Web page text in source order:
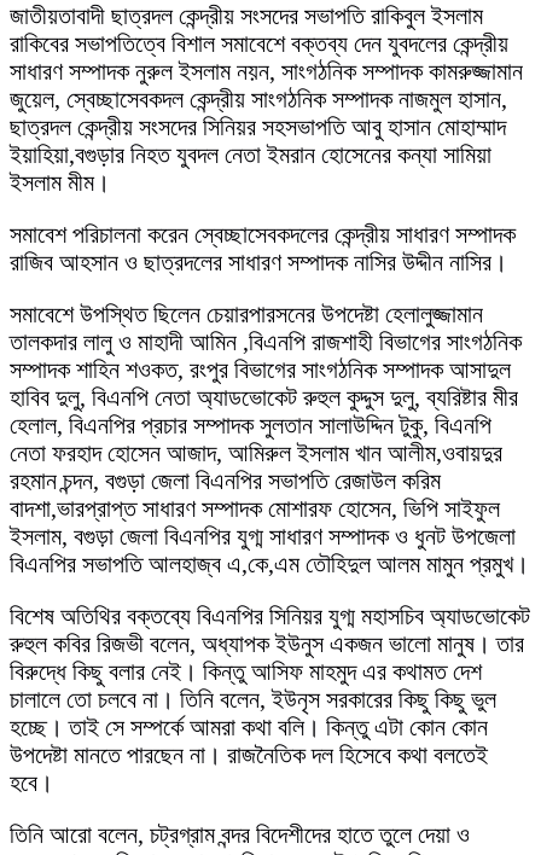
জাতীয়তাবাদী ছাত্রদল কেন্দ্রীয় সংসদের সভাপতি রাকিবুল ইসলাম
রাকিবের সভাপতিত্বে বিশাল সমাবেশে বক্তব্য দেন যুবদলের কেন্দ্রীয়
সাধারণ সম্পাদক নুরুল ইসলাম নয়ন, সাংগঠনিক সম্পাদক কামরুজ্জামান
জুয়েল, স্বেচ্ছাসেবকদল কেন্দ্রীয় সাংগঠনিক সম্পাদক নাজমুল হাসান,
ছাত্রদল কেন্দ্রীয় সংসদের সিনিয়র সহসভাপতি আবু হাসান মোহাম্মাদ
ইয়াহিয়া,বগুড়ার নিহত যুবদল নেতা ইমরান হোসেনের কন্যা সামিয়া
ইসলাম মীম।
সমাবেশ পরিচালনা করেন স্বেচ্ছাসেবকদলের কেন্দ্রীয় সাধারণ সম্পাদক
রাজিব আহসান ও ছাত্রদলের সাধারণ সম্পাদক নাসির উদ্দীন নাসির।
সমাবেশে উপস্থিত ছিলেন চেয়ারপারসনের উপদেষ্টা হেলালুজ্জামান
তালকদার লালু ও মাহাদী আমিন ,বিএনপি রাজশাহী বিভাগের সাংগঠনিক
সম্পাদক শাহিন শওকত, রংপুর বিভাগের সাংগঠনিক সম্পাদক আসাদুল
হাবিব দুলু, বিএনপি নেতা অ্যাডভোকেট রুহুল কুদ্দুস দুলু, ব্যরিষ্টার মীর
হেলাল, বিএনপির প্রচার সম্পাদক সুলতান সালাউদ্দিন টুকু, বিএনপি
নেতা ফরহাদ হোসেন আজাদ, আমিরুল ইসলাম খান আলীম,ওবায়দুর
রহমান চন্দন, বগুড়া জেলা বিএনপির সভাপতি রেজাউল করিম
বাদশা,ভারপ্রাপ্ত সাধারণ সম্পাদক মোশারফ হোসেন, ভিপি সাইফুল
ইসলাম, বগুড়া জেলা বিএনপির যুগ্ম সাধারণ সম্পাদক ও ধুনট উপজেলা
বিএনপির সভাপতি আলহাজ্ব এ,কে,এম তৌহিদুল আলম মামুন প্রমুখ।
বিশেষ অতিথির বক্তব্যে বিএনপির সিনিয়র যুগ্ম মহাসচিব অ্যাডভোকেট
রুহুল কবির রিজভী বলেন, অধ্যাপক ইউনুস একজন ভালো মানুষ। তার
বিরুদ্ধে কিছু বলার নেই। কিন্তু আসিফ মাহমুদ এর কথামত দেশ
চালালে তো চলবে না। তিনি বলেন, ইউনৃস সরকারের কিছু কিছু ভুল
হচ্ছে। তাই সে সম্পর্কে আমরা কথা বলি। কিন্তু এটা কোন কোন
উপদেষ্টা মানতে পারছেন না। রাজনৈতিক দল হিসেবে কথা বলতেই
হবে।
তিনি আরো বলেন, চট্রগ্রাম বন্দর বিদেশীদের হাতে তুলে দেয়া ও